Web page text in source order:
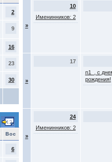
2
9
16
23
30
Вос
6
»
10
Именинников: 2
»
17
n1_, с
рождения!
»
24
Именинников: 2